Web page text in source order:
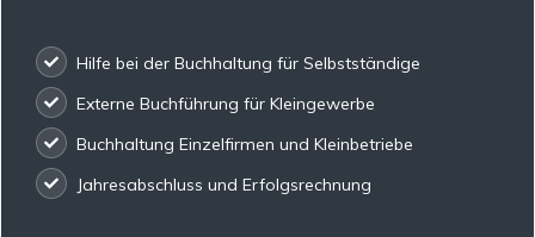
Hilfe bei der Buchhaltung für Selbstständige
Externe Buchführung für Kleingewerbe
Buchhaltung Einzelfirmen und Kleinbetriebe
Jahresabschluss und Erfolgsrechnung